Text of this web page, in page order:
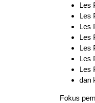
Les
Les
Les
Les
Les
Les
Les
dan
Fokus